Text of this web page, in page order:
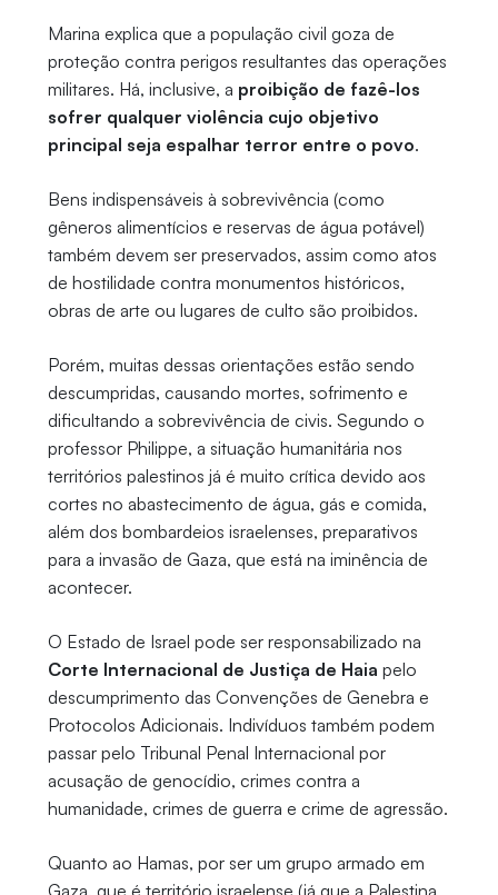
Marina explica que a população civil goza de
proteção contra perigos resultantes das operações
militares. Há, inclusive, a proibição de fazê-los
sofrer qualquer violência cujo objetivo
principal seja espalhar terror entre o povo.
Bens indispensáveis à sobrevivência (como
gêneros alimentícios e reservas de água potável)
também devem ser preservados, assim como atos
de hostilidade contra monumentos históricos,
obras de arte ou lugares de culto são proibidos.
Porém, muitas dessas orientações estão sendo
descumpridas, causando mortes, sofrimento e
dificultando a sobrevivência de civis. Segundo o
professor Philippe, a situação humanitária nos
territórios palestinos já é muito crítica devido aos
cortes no abastecimento de água, gás e comida,
além dos bombardeios israelenses, preparativos
para a invasão de Gaza, que está na iminência de
acontecer.
O Estado de Israel pode ser responsabilizado na
Corte Internacional de Justiça de Haia pelo
descumprimento das Convenções de Genebra e
Protocolos Adicionais. Indivíduos também podem
passar pelo Tribunal Penal Internacional por
acusação de genocídio, crimes contra a
humanidade, crimes de guerra e crime de agressão.
Quanto ao Hamas, por ser um grupo armado em
Gaza, que é território israelense (já que a Palestina